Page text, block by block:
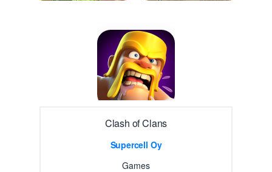
Clash of Clans
Supercell Oy
Games